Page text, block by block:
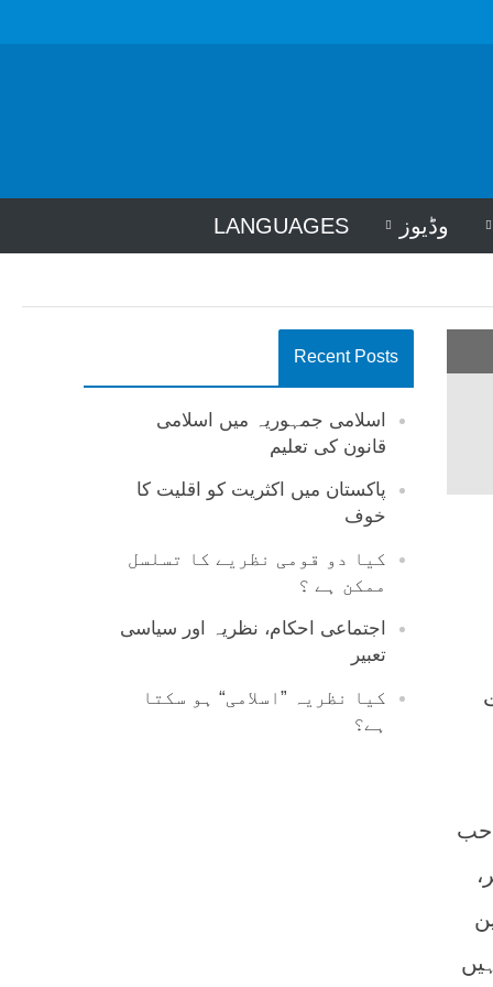
وڈیوز LANGUAGES
Recent Posts
اسلامی جمہوریہ میں اسلامی
قانون کی تعلیم
پاکستان میں اکثریت کو اقلیت کا
خوف
کیا دو قومی نظریے کا تسلسل
ممکن ہے ؟
اجتماعی احکام، نظریہ اور سیاسی
تعبیر
کیا نظریہ ”اسلامی“ ہو سکتا
ہے؟